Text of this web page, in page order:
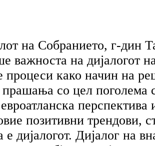
на Собранието, г-дин
важноста на дијалогот
процеси како начин на
прашања со цел поголема
перспектива
позитивни трендови,
е дијалогот. Дијалог на